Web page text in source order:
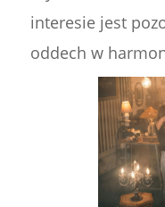
interesie jest
oddech w